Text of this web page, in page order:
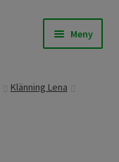
Meny
Klänning Lena